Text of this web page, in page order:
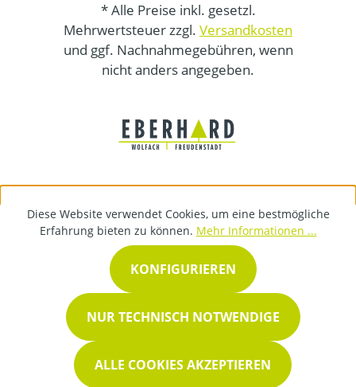
* Alle Preise inkl. gesetzl.
Mehrwertsteuer zzgl. Versandkosten
und ggf. Nachnahmegebühren, wenn
nicht anders angegeben.
Diese Website verwendet Cookies, um eine bestmögliche
Erfahrung bieten zu können. Mehr Informationen ...
NUR TECHNISCH NOTWENDIGE
KONFIGURIEREN
ALLE COOKIES AKZEPTIEREN